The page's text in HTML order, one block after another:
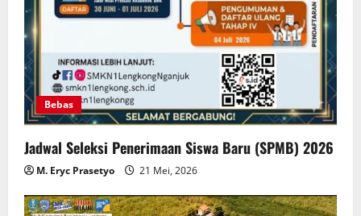
Bebas
Jadwal Seleksi Penerimaan Siswa Baru (SPMB) 2026
M. Eryc Prasetyo 21 Mei, 2026